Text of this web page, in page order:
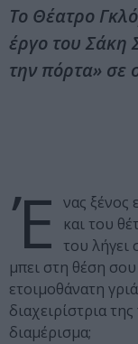
Το Θέατρο
έργο του Σάκη
την πόρτα» σε
Έ νας ξένος
και του
του λήγει
μπει στη θέση
ετοιμοθάνατη
διαχειρίστρια
διαμέρισμα;